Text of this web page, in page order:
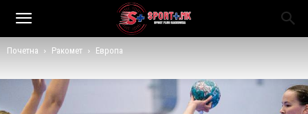
Почетна Ракомет Европа